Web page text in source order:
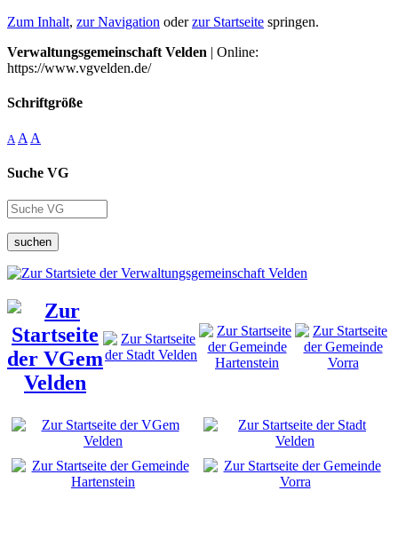
Zum Inhalt, zur Navigation oderzur Startseite springen.
Verwaltungsgemeinschaft Velden | Online:
https://www.vgvelden.de/
Schriftgröße
A A A
Suche VG
suchen